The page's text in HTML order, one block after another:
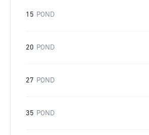
15 POND
20 POND
27 POND
35 POND